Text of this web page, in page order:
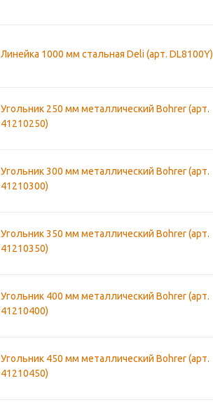
Линейка 1000 мм стальная Deli (арт. DL8100Y)
Угольник 250 мм металлический Bohrer (арт.
41210250)
Угольник 300 мм металлический Bohrer (арт.
41210300)
Угольник 350 мм металлический Bohrer (арт.
41210350)
Угольник 400 мм металлический Bohrer (арт.
41210400)
Угольник 450 мм металлический Bohrer (арт.
41210450)